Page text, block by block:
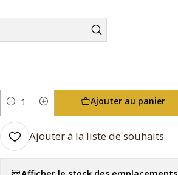
Quantité
Ajouter au panier
Ajouter à la liste de souhaits